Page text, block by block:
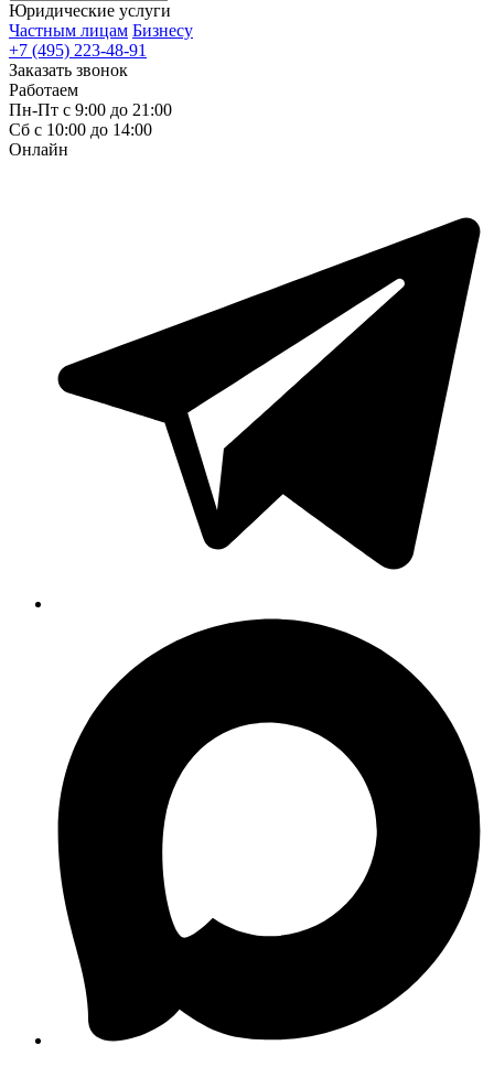
Юридические услуги
Частным лицам Бизнесу
+7 (495) 223-48-91
Заказать звонок
Работаем
Пн-Пт с 9:00 до 21:00
Сб с 10:00 до 14:00
Онлайн